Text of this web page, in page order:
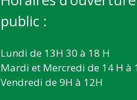
public :
Lundi de 13H 30 à 18 H
Mardi et Mercredi de 14 H à
Vendredi de 9H à 12H